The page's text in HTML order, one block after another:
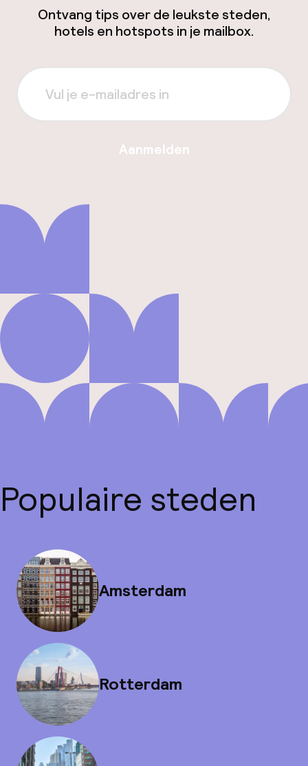
Ontvang tips over de leukste steden,
hotels en hotspots in je mailbox.
Aanmelden
Populaire steden
Amsterdam
Rotterdam